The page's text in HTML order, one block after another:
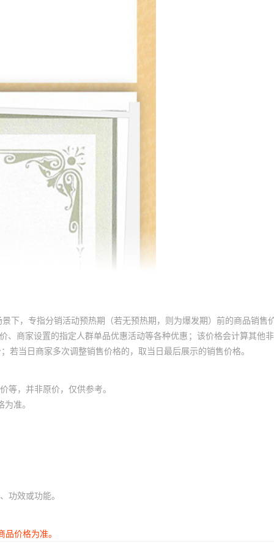
下，专指分销活动预热期（若无预热期，则为爆发期）前的商品销售
商家设置的指定人群单品优惠活动等各种优惠；该价格会计算其他
当日商家多次调整销售价格的，取当日最后展示的销售价格。
等，并非原价，仅供参考。
准。
功效或功能。
价格为准。